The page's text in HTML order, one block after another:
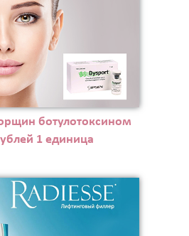
ботулотоксином
1 единица